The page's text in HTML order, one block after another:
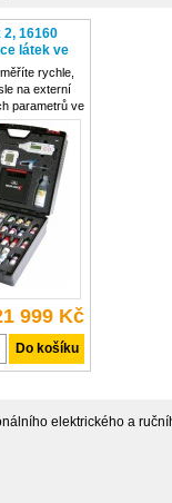
2, 16160
látek ve
rychle,
na externí
parametrů ve
měřicí
umožňuje
999 Kč
elektrického a